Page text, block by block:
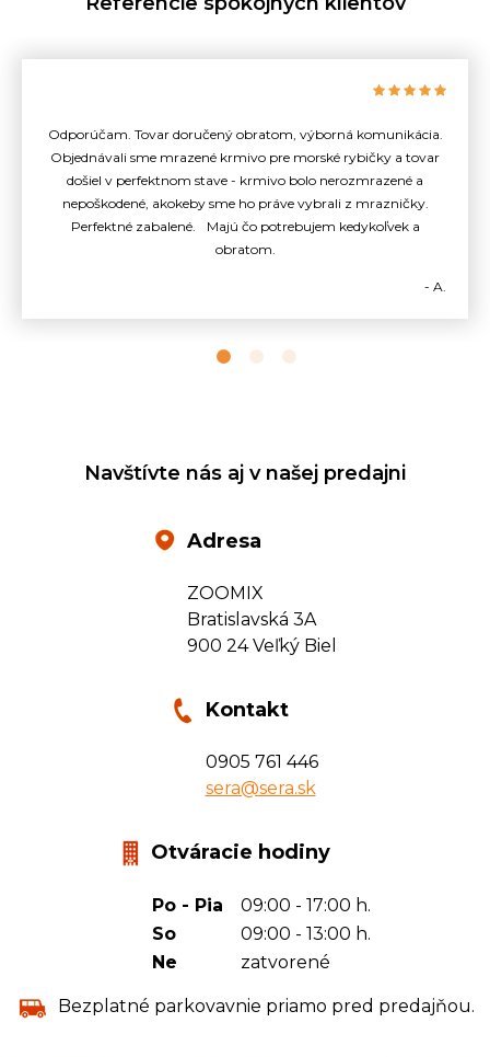
Odporúčam. Tovar doručený obratom, výborná komunikácia.
Objednávali sme mrazené krmivo pre morské rybičky a tovar
došiel v perfektnom stave - krmivo bolo nerozmrazené a
nepoškodené, akokeby sme ho práve vybrali z mrazničky.
Perfektné zabalené. Majú čo potrebujem kedykoľvek a
obratom.
- A.
Navštívte nás aj v našej predajni
Adresa
ZOOMIX
Bratislavská 3A
900 24 Veľký Biel
Kontakt
0905 761 446
sera@sera.sk
Otváracie hodiny
Po - Pia
09:00 - 17:00 h.
So
09:00 - 13:00 h.
Ne
zatvorené
Bezplatné parkovavnie priamo pred predajňou.